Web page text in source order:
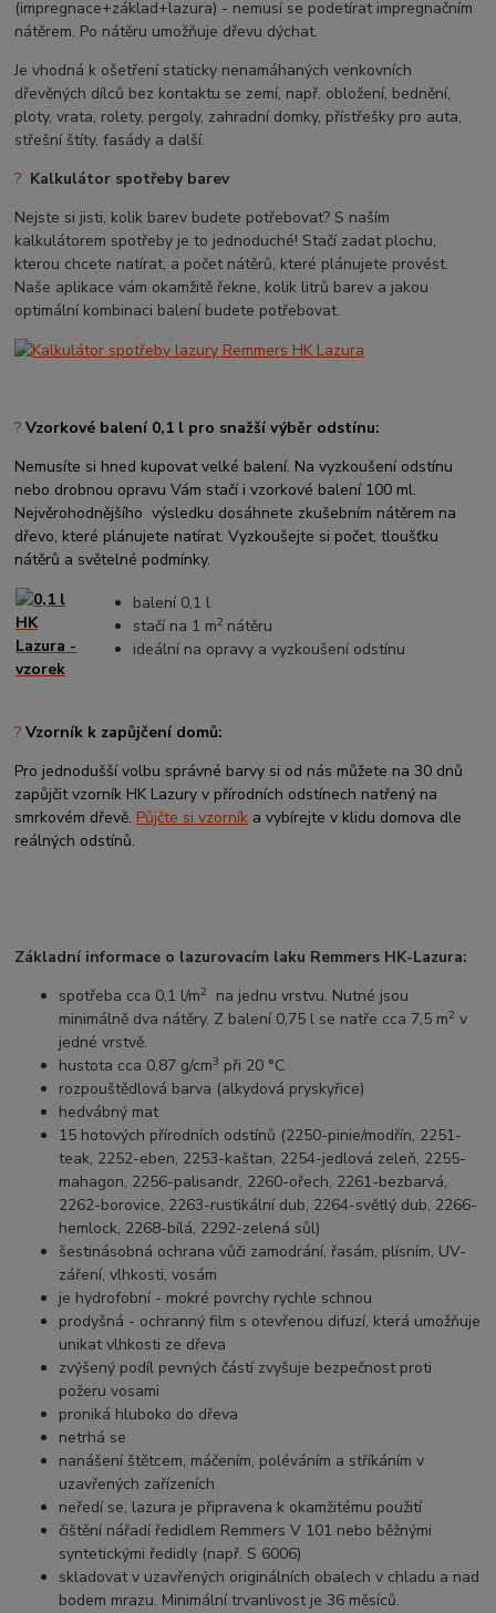
(impregnace+základ+lazura) - nemusí se podetírat impregnačním
nátěrem. Po nátěru umožňuje dřevu dýchat.
Je vhodná k ošetření staticky nenamáhaných venkovních
dřevěných dílců bez kontaktu se zemí, např. obložení, bednění,
ploty, vrata, rolety, pergoly, zahradní domky, přístřešky pro auta,
střešní štíty, fasády a další.
? Kalkulátor spotřeby barev
Nejste si jisti, kolik barev budete potřebovat? S naším
kalkulátorem spotřeby je to jednoduché! Stačí zadat plochu,
kterou chcete natírat, a počet nátěrů, které plánujete provést.
Naše aplikace vám okamžitě řekne, kolik litrů barev a jakou
optimální kombinaci balení budete potřebovat.
?Vzorkové balení 0,1 l pro snažší výběr odstínu:
Nemusíte si hned kupovat velké balení. Na vyzkoušení odstínu
nebo drobnou opravu Vám stačí i vzorkové balení 100 ml.
Nejvěrohodnějšího výsledku dosáhnete zkušebním nátěrem na
dřevo, které plánujete natírat. Vyzkoušejte si počet, tloušťku
nátěrů a světelné podmínky.
balení 0,1 l
stačí na 1 m2 nátěru
ideální na opravy a vyzkoušení odstínu
?Vzorník k zapůjčení domů:
Pro jednodušší volbu správné barvy si od nás můžete na 30 dnů
zapůjčit vzorník HK Lazury v přírodních odstínech natřený na
smrkovém dřevě. Půjčte si vzorník a vybírejte v klidu domova dle
reálných odstínů.
Základní informace o lazurovacím laku Remmers HK-Lazura:
spotřeba cca 0,1 l/m2
na jednu vrstvu. Nutné jsou
minimálně dva nátěry. Z balení 0,75 l se natře cca 7,5 m2 v
jedné vrstvě.
hustota cca 0,87 g/cm3 při 20 °C
rozpouštědlová barva (alkydová pryskyřice)
hedvábný mat
15 hotových přírodních odstínů (2250-pinie/modřín, 2251-
teak, 2252-eben, 2253-kaštan, 2254-jedlová zeleň, 2255-
mahagon, 2256-palisandr, 2260-ořech, 2261-bezbarvá,
2262-borovice, 2263-rustikální dub, 2264-světlý dub, 2266-
hemlock, 2268-bílá, 2292-zelená sůl)
šestinásobná ochrana vůči zamodrání, řasám, plísním, UV-
záření, vlhkosti, vosám
je hydrofobní - mokré povrchy rychle schnou
prodyšná - ochranný film s otevřenou difuzí, která umožňuje
unikat vlhkosti ze dřeva
zvýšený podíl pevných částí zvyšuje bezpečnost proti
požeru vosami
proniká hluboko do dřeva
netrhá se
nanášení štětcem, máčením, poléváním a stříkáním v
uzavřených zařízeních
neředí se, lazura je připravena k okamžitému použití
čištění nářadí ředidlem Remmers V 101 nebo běžnými
syntetickými ředidly (např. S 6006)
skladovat v uzavřených originálních obalech v chladu a nad
bodem mrazu. Minimální trvanlivost je 36 měsíců.